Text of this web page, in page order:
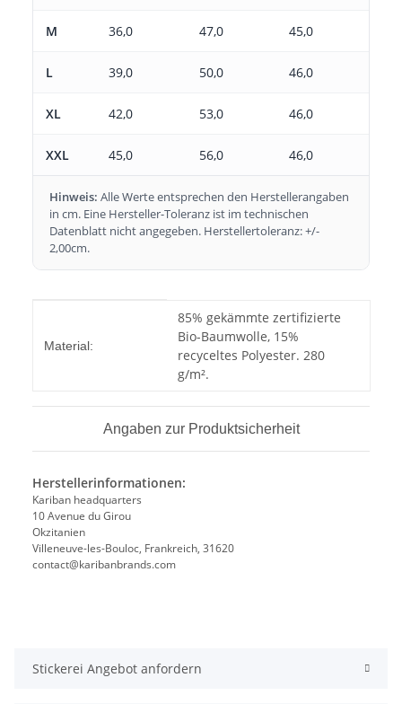
M 36,0 47,0 45,0
L 39,0 50,0 46,0
XL 42,0 53,0 46,0
XXL 45,0 56,0 46,0
Hinweis: Alle Werte entsprechen den Herstellerangaben
in cm. Eine Hersteller-Toleranz ist im technischen
Datenblatt nicht angegeben. Herstellertoleranz: +/-
2,00cm.
Material:
85% gekämmte zertifizierte
Bio-Baumwolle, 15%
recyceltes Polyester. 280
g/m².
Angaben zur Produktsicherheit
Herstellerinformationen:
Kariban headquarters
10 Avenue du Girou
Okzitanien
Villeneuve-les-Bouloc, Frankreich, 31620
contact@karibanbrands.com
Stickerei Angebot anfordern